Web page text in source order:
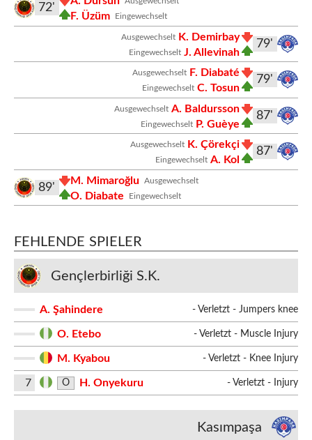
Eingewechselt
F. Üzüm
72'
79'
Ausgewechselt K. Demirbay
Eingewechselt J. Allevinah
79'
Ausgewechselt F. Diabaté
Eingewechselt C. Tosun
87'
Ausgewechselt A. Baldursson
Eingewechselt P. Guèye
87'
Ausgewechselt K. Çörekçi
Eingewechselt A. Kol
Ausgewechselt
M. Mimaroğlu
Eingewechselt
O. Diabate
89'
FEHLENDE SPIELER
Gençlerbirliği S.K.
A. Şahindere - Verletzt - Jumpers knee
O. Etebo - Verletzt - Muscle Injury
M. Kyabou - Verletzt - Knee Injury
7 O H. Onyekuru - Verletzt - Injury
Kasımpaşa